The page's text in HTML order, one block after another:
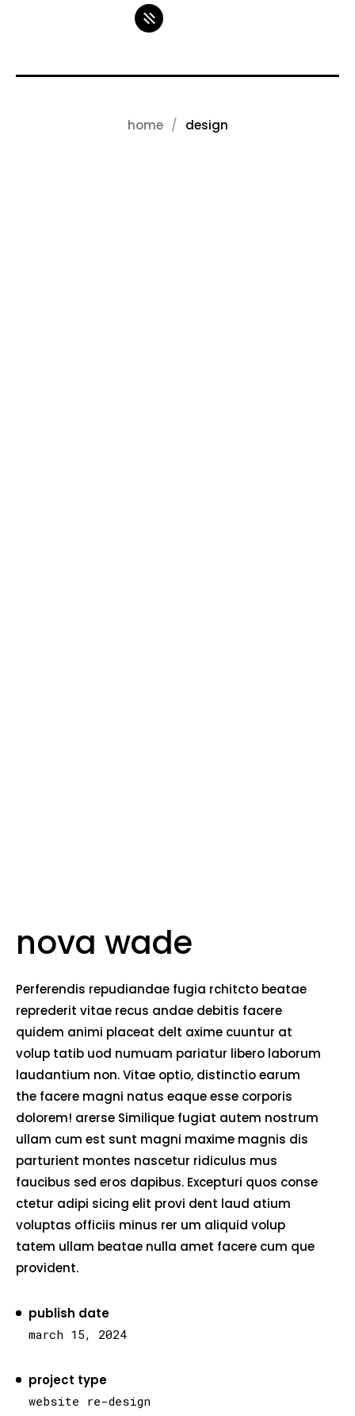
home design
nova wade
Perferendis repudiandae fugia rchitcto beatae
reprederit vitae recus andae debitis facere
quidem animi placeat delt axime cuuntur at
volup tatib uod numuam pariatur libero laborum
laudantium non. Vitae optio, distinctio earum
the facere magni natus eaque esse corporis
dolorem! arerse Similique fugiat autem nostrum
ullam cum est sunt magni maxime magnis dis
parturient montes nascetur ridiculus mus
faucibus sed eros dapibus. Excepturi quos conse
ctetur adipi sicing elit provi dent laud atium
voluptas officiis minus rer um aliquid volup
tatem ullam beatae nulla amet facere cum que
provident.
publish date
march 15, 2024
project type
website re-design